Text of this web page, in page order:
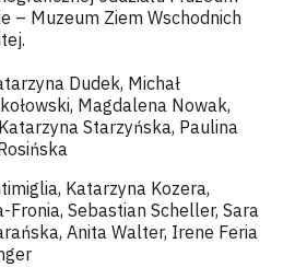
– Muzeum Ziem Wschodnich
Dudek, Michał
Magdalena Nowak,
Starzyńska, Paulina
Katarzyna Kozera,
Fronia, Sebastian Scheller, Sara
Anita Walter, Irene Feria